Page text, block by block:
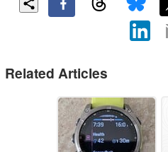
Related Articles